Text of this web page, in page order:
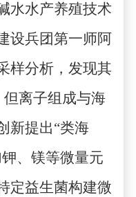
水水产养殖技术
设兵团第一师阿
样分析，发现其
但离子组成与海
新提出“类海
、镁等微量元
定益生菌构建微